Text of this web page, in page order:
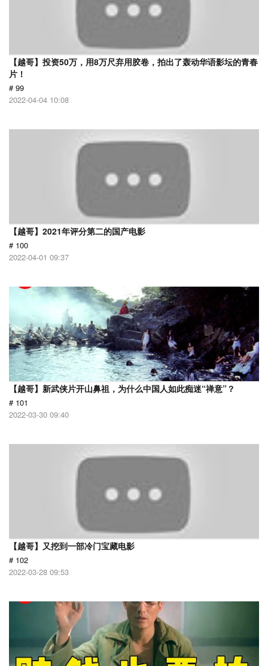
【越哥】投资50万，用8万尺弃用胶卷，拍出了轰动华语影坛的青春
片！
# 99
2022-04-04 10:08
【越哥】2021年评分第二的国产电影
# 100
2022-04-01 09:37
【越哥】新武侠片开山鼻祖，为什么中国人如此痴迷“禅意”？
# 101
2022-03-30 09:40
【越哥】又挖到一部冷门宝藏电影
# 102
2022-03-28 09:53